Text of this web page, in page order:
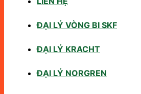
ĐẠI LÝ VÒNG BI SKF
ĐẠI LÝ KRACHT
ĐẠI LÝ NORGREN